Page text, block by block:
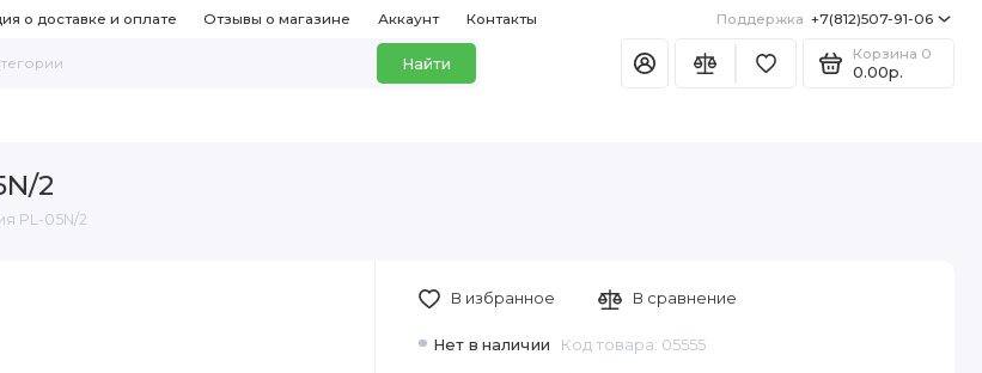
о доставке и оплате Отзывы о магазине Аккаунт Контакты Поддержка +7(812)507-91-06
Найти
Корзина 0
0.00р.
2
PL-05N/2
Нет в наличии Код товара: 05555
В избранное В сравнение